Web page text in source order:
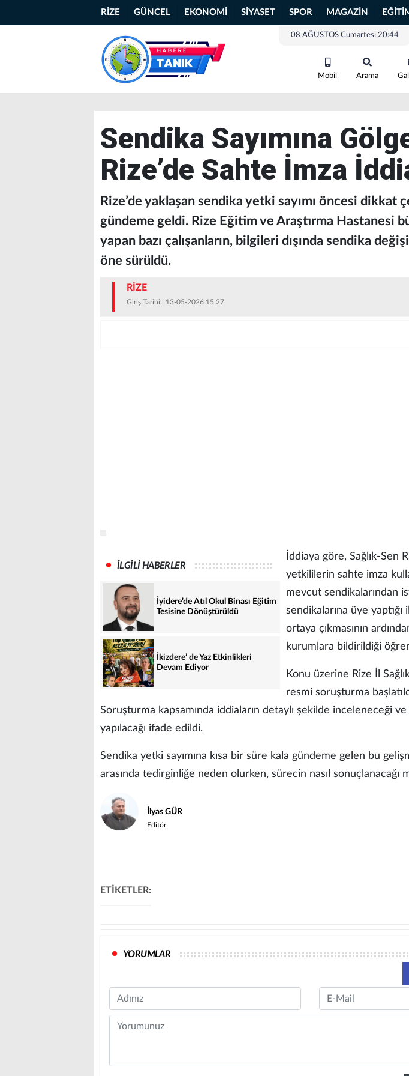
RİZE GÜNCEL EKONOMİ SİYASET SPOR MAGAZİN
08 AĞUSTOS Cumartesi 20:44
Mobil Arama
Sendika Sayımına
Rize’de Sahte İmza
Rize’de yaklaşan sendika yetki sayımı öncesi dikkat
gündeme geldi. Rize Eğitim ve Araştırma Hastanesi
yapan bazı çalışanların, bilgileri dışında sendika
öne sürüldü.
RİZE
Giriş Tarihi : 13-05-2026 15:27
İLGİLİ HABERLER
İyidere’de Atıl Okul Binası Eğitim
Tesisine Dönüştürüldü
İkizdere’ de Yaz Etkinlikleri
Devam Ediyor
İddiaya göre, Sağlık-Sen
yetkililerin sahte imza
mevcut sendikalarından
sendikalarına üye yaptığı
ortaya çıkmasının
kurumlara bildirildiği
Konu üzerine Rize İl
resmi soruşturma
Soruşturma kapsamında iddiaların detaylı şekilde inceleneceği
yapılacağı ifade edildi.
Sendika yetki sayımına kısa bir süre kala gündeme gelen bu
arasında tedirginliğe neden olurken, sürecin nasıl sonuçlanacağı
İlyas GÜR
Editör
ETİKETLER:
YORUMLAR
Name Email
Comment